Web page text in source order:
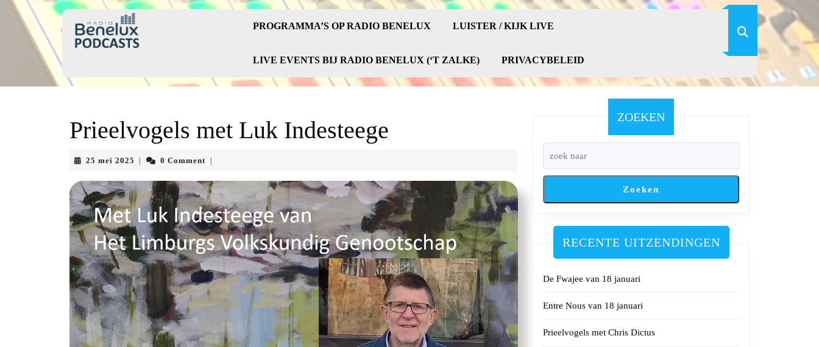
Skip
PROGRAMMA’S OP RADIO BENELUX LUISTER / KIJK LIVE
LIVE EVENTS BIJ RADIO BENELUX (‘T ZALKE) PRIVACYBELEID
Prieelvogels met Luk Indesteege
25 mei 2025 25
2025
0 Comment
ZOEKEN
Zoeken
RECENTE UITZENDINGEN
De Fwajee van 18 januari
Entre Nous van 18 januari
Prieelvogels met Chris Dictus